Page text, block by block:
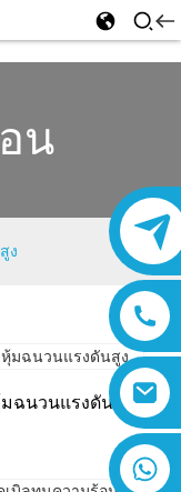
น
ง
ฉนวนแรงดันสูง...